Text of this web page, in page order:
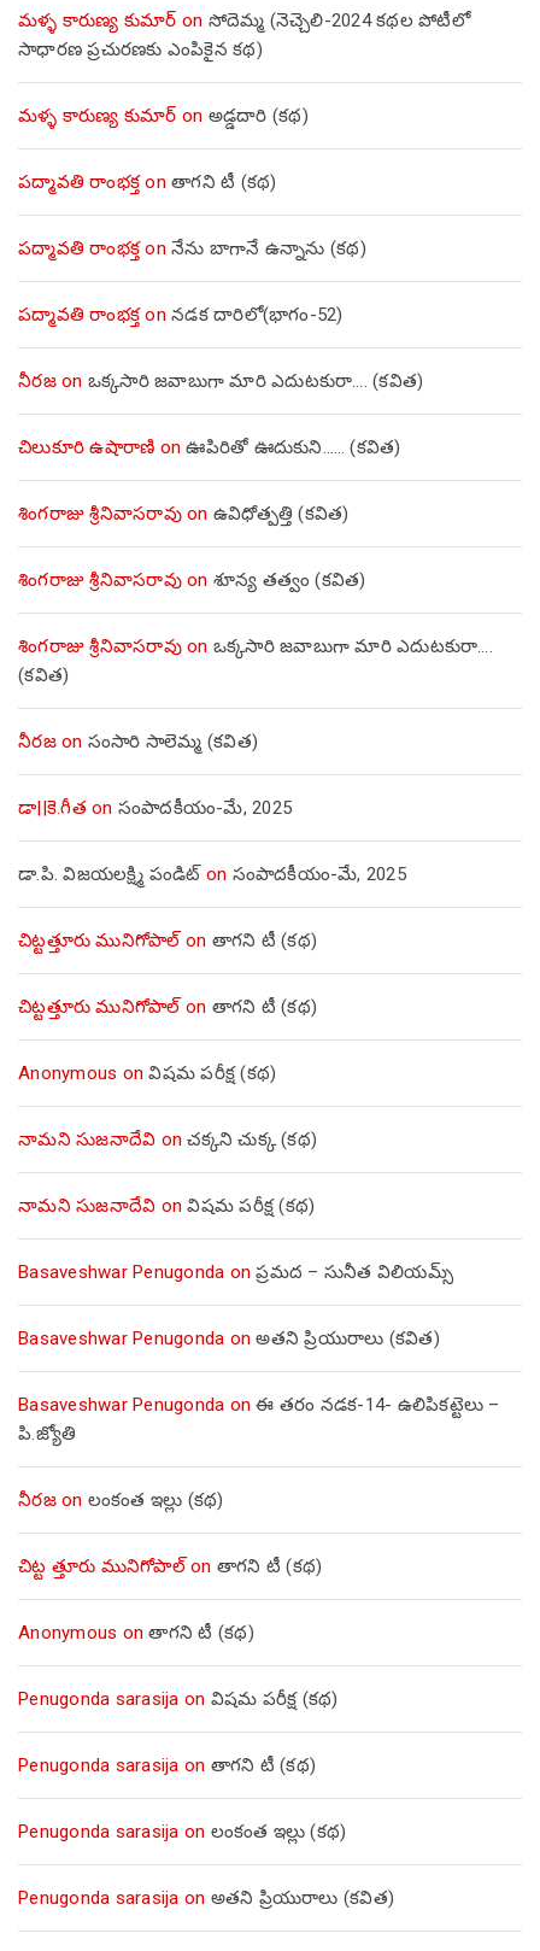
మళ్ళ కారుణ్య కుమార్ on సోదెమ్మ (నెచ్చెలి-2024 కథల పోటీలో
సాధారణ ప్రచురణకు ఎంపికైన కథ)
మళ్ళ కారుణ్య కుమార్ on అడ్డదారి (కథ)
పద్మావతి రాంభక్తon తాగని టీ (కథ)
పద్మావతి రాంభక్తon నేను బాగానే ఉన్నాను (క‌థ‌)
పద్మావతి రాంభక్తon నడక దారిలో(భాగం-52)
నీరజon ఒక్కసారి జవాబుగా మారి ఎదుటకురా…. (కవిత)
చిలుకూరి ఉషారాణి onఊపిరితో ఊదుకుని…… (కవిత)
శింగరాజు శ్రీనివాసరావుon ఉవిధోత్పత్తి (కవిత)
శింగరాజు శ్రీనివాసరావుon శూన్య తత్వం (కవిత)
శింగరాజు శ్రీనివాసరావుon ఒక్కసారి జవాబుగా మారి ఎదుటకురా….
(కవిత)
నీరజon సంసారి సాలెమ్మ (కవిత)
డా||కె.గీత on సంపాదకీయం-మే, 2025
డా.పి. విజయలక్ష్మి పండిట్ on సంపాదకీయం-మే, 2025
చిట్టత్తూరు మునిగోపాల్on తాగని టీ (కథ)
చిట్టత్తూరు మునిగోపాల్on తాగని టీ (కథ)
Anonymous onవిషమ పరీక్ష (క‌థ‌)
నామని సుజనాదేవి onచక్కని చుక్క (కథ)
నామని సుజనాదేవి onవిషమ పరీక్ష (క‌థ‌)
Basaveshwar Penugonda onప్రమద – సునీత విలియమ్స్
Basaveshwar Penugonda onఅతని ప్రియురాలు (కవిత)
Basaveshwar Penugonda onఈ తరం నడక-14- ఉలిపికట్టెలు –
పి.జ్యోతి
నీరజon లంకంత ఇల్లు (కథ)
చిట్ట త్తూరు మునిగోపాల్on తాగని టీ (కథ)
Anonymous onతాగని టీ (కథ)
Penugonda sarasija on విషమ పరీక్ష (క‌థ‌)
Penugonda sarasija on తాగని టీ (కథ)
Penugonda sarasija on లంకంత ఇల్లు (కథ)
Penugonda sarasija on అతని ప్రియురాలు (కవిత)